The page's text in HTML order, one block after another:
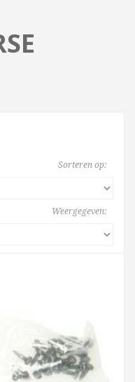
Sorteren op:
Weergegeven: